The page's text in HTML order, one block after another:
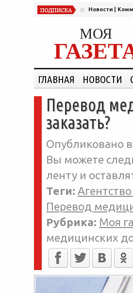
Новости
МОЯ
ГЛАВНАЯ НОВОСТИ
Перевод
заказать?
Опубликовано
Вы можете
ленту и
Теги:
Перевод
Рубрика: Моя
медицинских